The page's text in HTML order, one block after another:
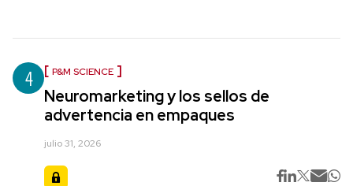
4 P&M SCIENCE
Neuromarketing y los sellos de
advertencia en empaques
julio 31, 2026